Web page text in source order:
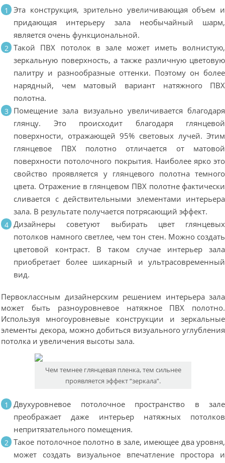
Эта конструкция, зрительно увеличивающая объем и
придающая интерьеру зала необычайный шарм,
является очень функциональной.
Такой ПВХ потолок в зале может иметь волнистую,
зеркальную поверхность, а также различную цветовую
палитру и разнообразные оттенки. Поэтому он более
нарядный, чем матовый вариант натяжного ПВХ
полотна.
Помещение зала визуально увеличивается благодаря
глянцу. Это происходит благодаря глянцевой
поверхности, отражающей 95% световых лучей. Этим
глянцевое ПВХ полотно отличается от матовой
поверхности потолочного покрытия. Наиболее ярко это
свойство проявляется у глянцевого полотна темного
цвета. Отражение в глянцевом ПВХ полотне фактически
сливается с действительными элементами интерьера
зала. В результате получается потрясающий эффект.
Дизайнеры советуют выбирать цвет глянцевых
потолков намного светлее, чем тон стен. Можно создать
цветовой контраст. В таком случае интерьер зала
приобретает более шикарный и ультрасовременный
вид.
Первоклассным дизайнерским решением интерьера зала
может быть разноуровневое натяжное ПВХ полотно.
Используя многоуровневые конструкции и зеркальные
элементы декора, можно добиться визуального углубления
потолка и увеличения высоты зала.
Чем темнее глянцевая пленка, тем сильнее
проявляется эффект “зеркала”.
Двухуровневое потолочное пространство в зале
преображает даже интерьер натяжных потолков
непритязательного помещения.
Такое потолочное полотно в зале, имеющее два уровня,
может создать визуальное впечатление простора и